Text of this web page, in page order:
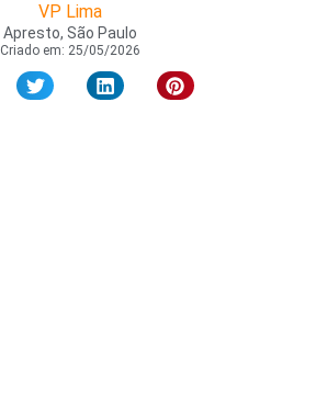
VP Lima
Apresto, São Paulo
Criado em: 25/05/2026